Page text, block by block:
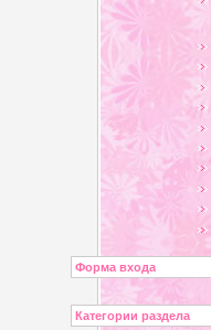
Форма входа
Категории раздела